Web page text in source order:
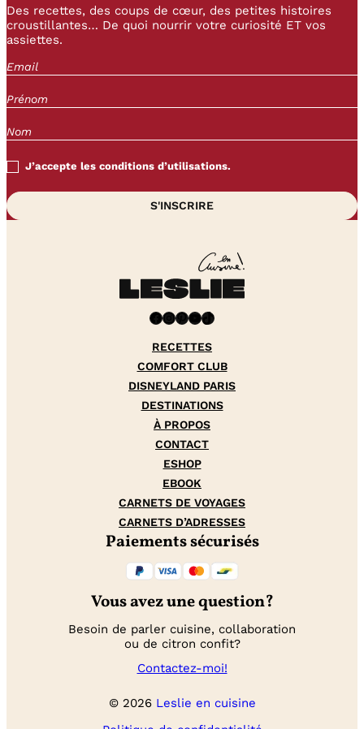
Des recettes, des coups de cœur, des petites histoires
croustillantes… De quoi nourrir votre curiosité ET vos
assiettes.
J’accepte les conditions d’utilisations.
Facebook InstagramPinterest YouTube TikTok
RECETTES
COMFORT CLUB
DISNEYLAND PARIS
DESTINATIONS
À PROPOS
CONTACT
ESHOP
EBOOK
CARNETS DE VOYAGES
CARNETS D’ADRESSES
Paiements sécurisés
Vous avez une question?
Besoin de parler cuisine, collaboration
ou de citron confit?
Contactez-moi!
© 2026 Leslie en cuisine